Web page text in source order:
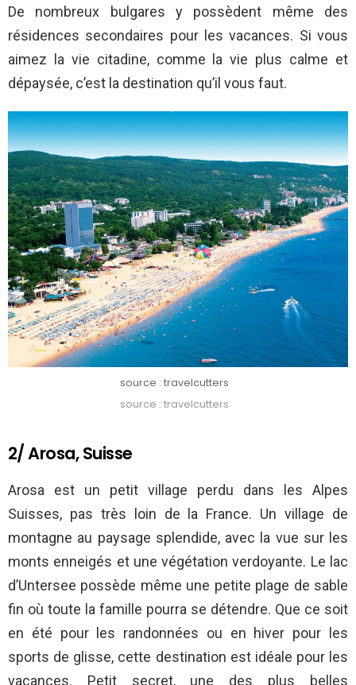
De nombreux bulgares y possèdent même des
résidences secondaires pour les vacances. Si vous
aimez la vie citadine, comme la vie plus calme et
dépaysée, c’est la destination qu’il vous faut.
source : travelcutters
source : travelcutters
2/ Arosa, Suisse
Arosa est un petit village perdu dans les Alpes
Suisses, pas très loin de la France. Un village de
montagne au paysage splendide, avec la vue sur les
monts enneigés et une végétation verdoyante. Le lac
d’Untersee possède même une petite plage de sable
fin où toute la famille pourra se détendre. Que ce soit
en été pour les randonnées ou en hiver pour les
sports de glisse, cette destination est idéale pour les
vacances. Petit secret, une des plus belles